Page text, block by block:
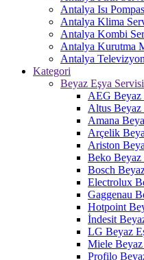
Antalya Isı
Antalya Klima
Antalya Kombi
Antalya Kurutma
Antalya
Kategori
Beyaz Eşya Servisi
AEG Beyaz
Altus Beyaz
Amana
Arçelik
Ariston
Beko Beyaz
Bosch
Electrolux
Gaggenau
Hotpoint
İndesit
LG Beyaz
Miele
Profilo